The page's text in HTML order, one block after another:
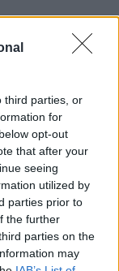
third parties, or
for
opt-out
that after your
seeing
utilized by
parties prior to
the further
parties on the
may